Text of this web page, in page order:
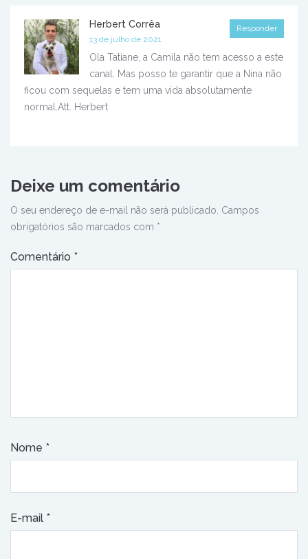
Responder
Herbert Corrêa
13 de julho de 2021
Ola Tatiane, a Camila não tem acesso a este
canal. Mas posso te garantir que a Nina não
ficou com sequelas e tem uma vida absolutamente
normal.Att. Herbert
Deixe um comentário
O seu endereço de e-mail não será publicado. Campos
obrigatórios são marcados com *
Comentário *
Nome *
E-mail *